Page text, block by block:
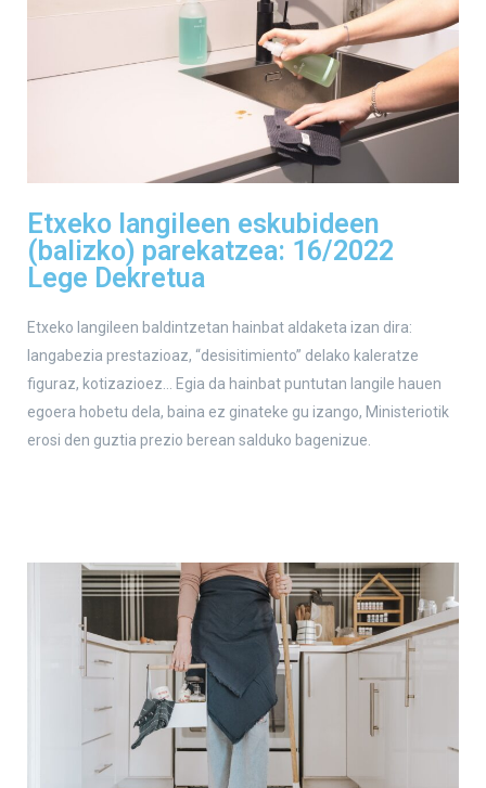
Etxeko langileen eskubideen
(balizko) parekatzea: 16/2022
Lege Dekretua
Etxeko langileen baldintzetan hainbat aldaketa izan dira:
langabezia prestazioaz, “desisitimiento” delako kaleratze
figuraz, kotizazioez… Egia da hainbat puntutan langile hauen
egoera hobetu dela, baina ez ginateke gu izango, Ministeriotik
erosi den guztia prezio berean salduko bagenizue.